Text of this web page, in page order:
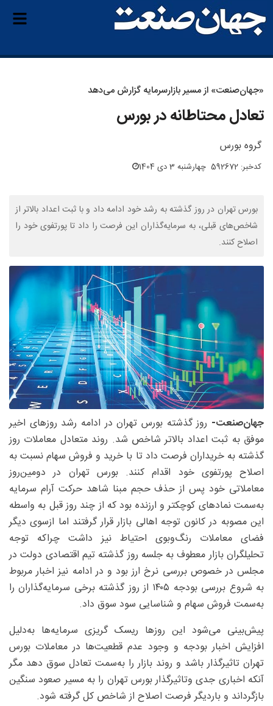
«جهان‌صنعت» از مسیر بازارسرمایه گزارش می‌دهد
تعادل محتاطانه در بورس
گروه بورس
کدخبر: 592672 چهارشنبه 3 دی 1404
بورس تهران در روز گذشته به رشد خود ادامه داد و با ثبت اعداد بالاتر از
شاخص‌های قبلی، به سرمایه‌گذاران این فرصت را داد تا پورتفوی خود را
اصلاح کنند.
جهان‌صنعت- روز گذشته بورس تهران در ادامه رشد روزهای اخیر
موفق به ثبت اعداد بالاتر شاخص شد. روند متعادل معاملات روز
گذشته به خریداران فرصت داد تا با خرید و فروش سهام نسبت به
اصلاح پورتفوی خود اقدام کنند. بورس تهران در دومین‌روز
معاملاتی خود پس از حذف حجم مبنا شاهد حرکت آرام سرمایه
به‌سمت نمادهای کوچکتر و ارزنده بود که از چند روز قبل به واسطه
این مصوبه در کانون توجه اهالی بازار قرار گرفتند اما ازسوی دیگر
فضای معاملات رنگ‌وبوی احتیاط نیز داشت چراکه توجه
تحلیلگران بازار معطوف به جلسه روز گذشته تیم اقتصادی دولت در
مجلس در خصوص بررسی نرخ ارز بود و در ادامه نیز اخبار مربوط
به شروع بررسی بودجه ۱۴۰۵ از روز گذشته برخی سرمایه‌گذاران را
به‌سمت فروش سهام و شناسایی سود سوق داد.
پیش‌بینی می‌شود این روزها ریسک گریزی سرمایه‌ها به‌دلیل
افزایش اخبار بودجه و وجود عدم قطعیت‌ها در معاملات بورس
تهران تاثیرگذار باشد و روند بازار را به‌سمت تعادل سوق دهد مگر
آنکه اخباری جدی وتاثیرگذار بورس تهران را به مسیر صعود سنگین
بازگرداند و باردیگر فرصت اصلاح از شاخص کل گرفته شود.